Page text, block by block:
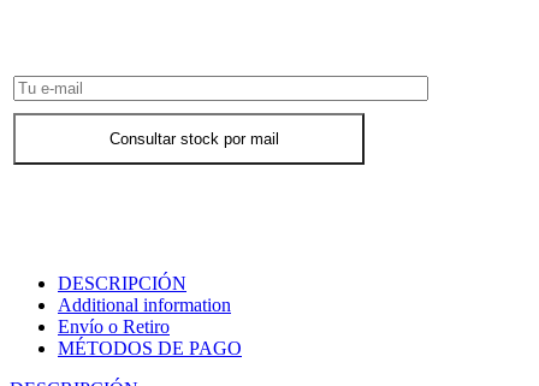
Consultar stock por mail
DESCRIPCIÓN
Additional information
Envío o Retiro
MÉTODOS DE PAGO